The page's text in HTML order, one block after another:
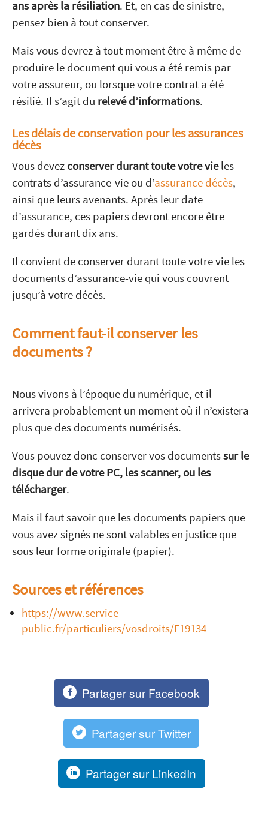
ans après la résiliation. Et, en cas de sinistre,
pensez bien à tout conserver.
Mais vous devrez à tout moment être à même de
produire le document qui vous a été remis par
votre assureur, ou lorsque votre contrat a été
résilié. Il s’agit du relevé d’informations.
Les délais de conservation pour les assurances
décès
Vous devez conserver durant toute votre vieles
contrats d’assurance-vie ou d’assurance décès,
ainsi que leurs avenants. Après leur date
d’assurance, ces papiers devront encore être
gardés durant dix ans.
Il convient de conserver durant toute votre vie les
documents d’assurance-vie qui vous couvrent
jusqu’à votre décès.
Comment faut-il conserver les
documents ?
Nous vivons à l’époque du numérique, et il
arrivera probablement un moment où il n’existera
plus que des documents numérisés.
Vous pouvez donc conserver vos documentssur le
disque dur de votre PC, les scanner, ou les
télécharger.
Mais il faut savoir que les documents papiers que
vous avez signés ne sont valables en justice que
sous leur forme originale (papier).
Sources et références
https://www.service-
public.fr/particuliers/vosdroits/F19134
Partager sur Facebook
Partager sur Twitter
Partager sur LinkedIn